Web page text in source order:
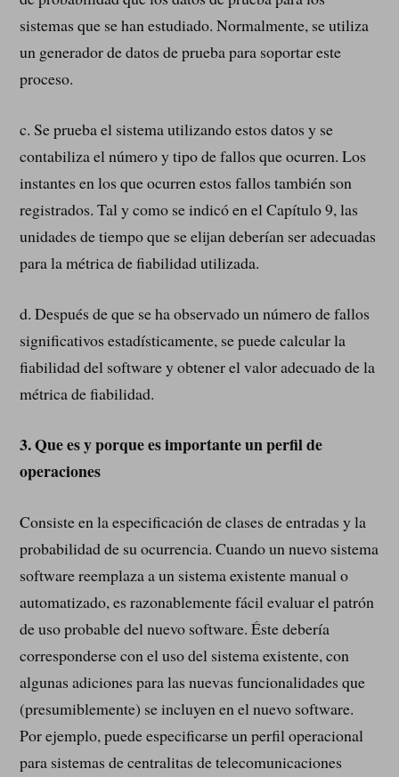
sistemas que se han estudiado. Normalmente, se utiliza
un generador de datos de prueba para soportar este
proceso.
c. Se prueba el sistema utilizando estos datos y se
contabiliza el número y tipo de fallos que ocurren. Los
instantes en los que ocurren estos fallos también son
registrados. Tal y como se indicó en el Capítulo 9, las
unidades de tiempo que se elijan deberían ser adecuadas
para la métrica de fiabilidad utilizada.
d. Después de que se ha observado un número de fallos
significativos estadísticamente, se puede calcular la
fiabilidad del software y obtener el valor adecuado de la
métrica de fiabilidad.
3.Que es y porque es importante un perfil de
operaciones
Consiste en la especificación de clases de entradas y la
probabilidad de su ocurrencia. Cuando un nuevo sistema
software reemplaza a un sistema existente manual o
automatizado, es razonablemente fácil evaluar el patrón
de uso probable del nuevo software. Éste debería
corresponderse con el uso del sistema existente, con
algunas adiciones para las nuevas funcionalidades que
(presumiblemente) se incluyen en el nuevo software.
Por ejemplo, puede especificarse un perfil operacional
para sistemas de centralitas de telecomunicaciones